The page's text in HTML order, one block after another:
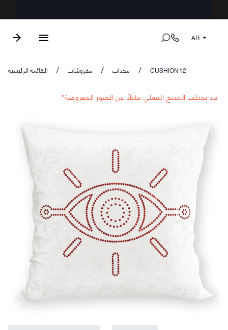
AR
القائمة الرئيسية / مفروشات / مخدات / CUSHION12
*قد يختلف المنتج الفعلي قليلاً عن الصور المعروضة